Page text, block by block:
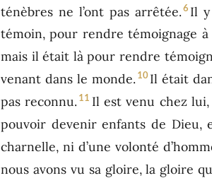
ténèbres ne l’ont pas arrêtée.6 Il y
témoin, pour rendre témoignage
mais il était là pour rendre
venant dans le monde. 10 Il était
pas reconnu. 11 Il est venu chez lui,
pouvoir devenir enfants de Dieu,
charnelle, ni d’une volonté
nous avons vu sa gloire, la gloire